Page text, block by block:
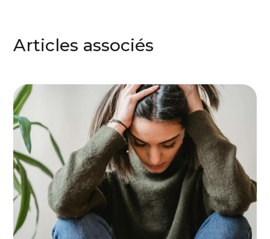
Articles associés